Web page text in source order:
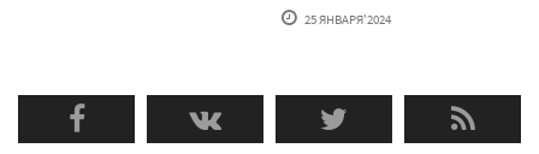
25 ЯНВАРЯ'2024